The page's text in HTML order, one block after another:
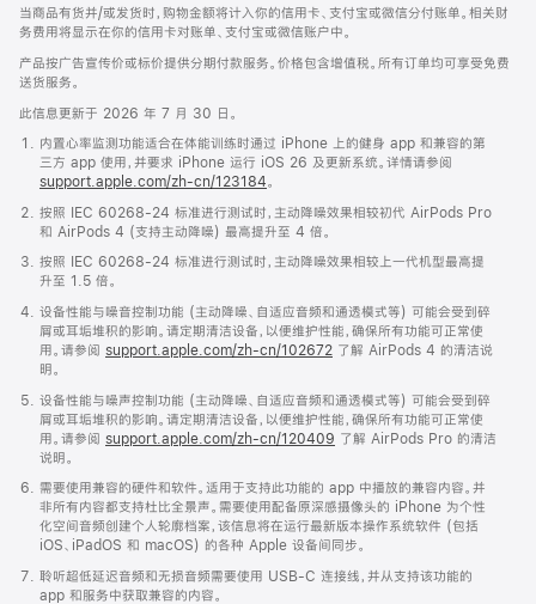
当商品有货并/或发货时，购物金额将计入你的信用卡、支付宝或微信分付账单。相关财
务费用将显示在你的信用卡对账单、支付宝或微信账户中。
产品按广告宣传价或标价提供分期付款服务。价格包含增值税。所有订单均可享受免费
送货服务。
此信息更新于 2026 年 7 月 30 日。
内置心率监测功能适合在体能训练时通过 iPhone 上的健身 app 和兼容的第
三方 app 使用，并要求 iPhone 运行 iOS 26 及更新系统。详情请参阅
support.apple.com/zh-cn/123184。
按照 IEC 60268-24 标准进行测试时，主动降噪效果相较初代 AirPods Pro
和 AirPods 4 (支持主动降噪) 最高提升至 4 倍。
按照 IEC 60268-24 标准进行测试时，主动降噪效果相较上一代机型最高提
升至 1.5 倍。
设备性能与噪音控制功能 (主动降噪、自适应音频和通透模式等) 可能会受到碎
屑或耳垢堆积的影响。请定期清洁设备，以便维护性能，确保所有功能可正常使
用。请参阅 support.apple.com/zh-cn/102672 了解 AirPods 4 的清洁说
明。
设备性能与噪声控制功能 (主动降噪、自适应音频和通透模式等) 可能会受到碎
屑或耳垢堆积的影响。请定期清洁设备，以便维护性能，确保所有功能可正常使
用。请参阅 support.apple.com/zh-cn/120409 了解 AirPods Pro 的清洁
说明。
需要使用兼容的硬件和软件。适用于支持此功能的 app 中播放的兼容内容。并
非所有内容都支持杜比全景声。需要使用配备原深感摄像头的 iPhone 为个性
化空间音频创建个人轮廓档案，该信息将在运行最新版本操作系统软件 (包括
iOS、iPadOS 和 macOS) 的各种 Apple 设备间同步。
聆听超低延迟音频和无损音频需要使用 USB-C 连接线，并从支持该功能的
app 和服务中获取兼容的内容。